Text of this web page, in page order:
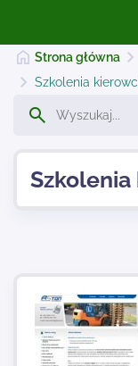
Kontakt
Strona główna
Szkolenia